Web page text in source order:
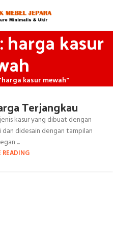
harga kasur
kasur mewah"
Terjangkau
kasur yang dibuat dengan
didesain dengan tampilan
...